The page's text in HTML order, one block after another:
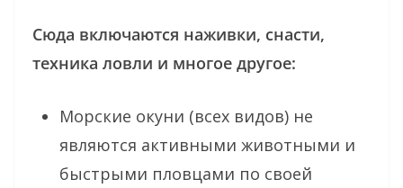
Сюда включаются наживки, снасти,
техника ловли и многое другое:
Морские окуни (всех видов) не
являются активными животными и
быстрыми пловцами по своей